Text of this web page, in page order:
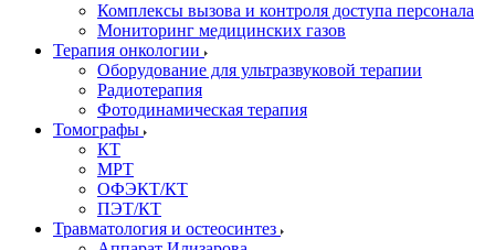
Комплексы вызова и контроля доступа персонала
Мониторинг медицинских газов
Терапия онкологии
Оборудование для ультразвуковой терапии
Радиотерапия
Фотодинамическая терапия
Томографы
КТ
МРТ
ОФЭКТ/КТ
ПЭТ/КТ
Травматология и остеосинтез